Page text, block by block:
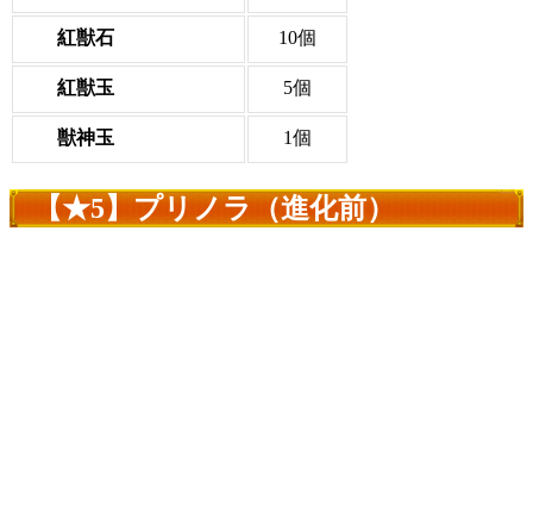
紅獣石 10個
紅獣玉 5個
獣神玉 1個
【★5】プリノラ（進化前）